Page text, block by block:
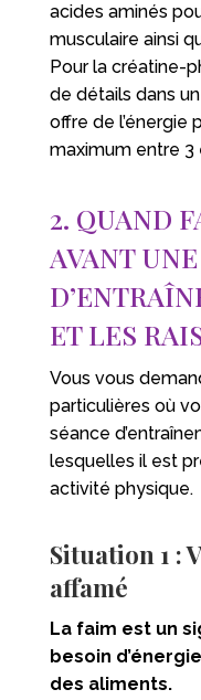
acides aminés
musculaire ainsi
Pour la créatine-
de détails dans
offre de l’énergie
maximum entre 3
2. QUAND
AVANT
ET LES
Vous vous
particulières où
séance
lesquelles il est
activité physique.
Situation 1 :
affamé
La faim est un
besoin
des aliments.